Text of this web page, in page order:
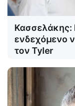
Κασσελάκης:
ενδεχόμενο
τον Tyler